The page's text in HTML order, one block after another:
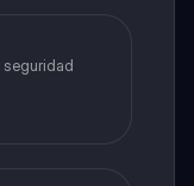
seguridad